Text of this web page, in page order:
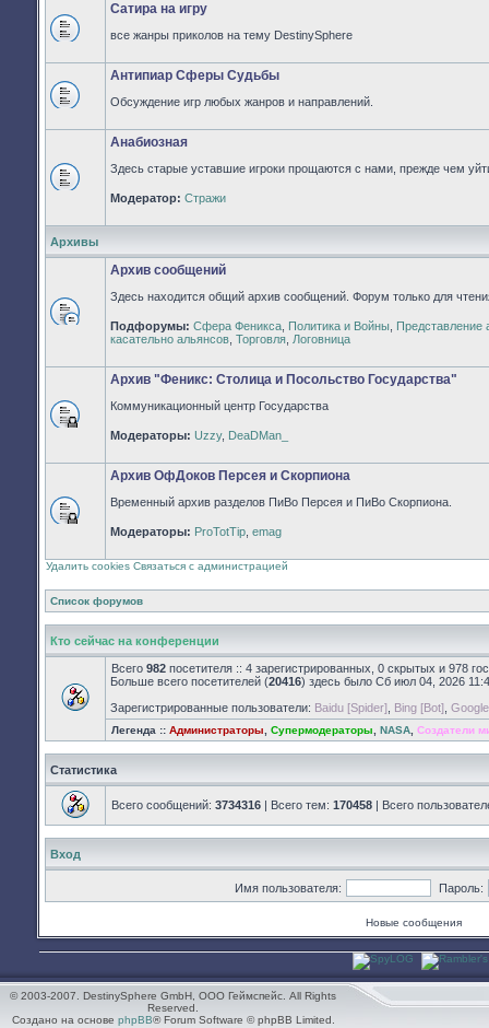
сообщений
Сатира на игру
все жанры приколов на тему DestinySphere
сообщений
Антипиар Сферы Судьбы
Обсуждение игр любых жанров и направлений.
Нет
непрочитанных
Анабиозная
Здесь старые уставшие игроки прощаются с нами, прежде чем
Модератор: Стражи
Архивы
Нет
непрочитанных
Архив сообщений
Здесь находится общий архив сообщений. Форум только для
Подфорумы: Сфера Феникса Политика и Войны Представление
касательно альянсов Торговля Логовница
Форум
закрыт
Архив "Феникс: Столица и Посольство Государства"
Коммуникационный центр Государства
Модераторы: Uzzy, DeaDMan_
Форум
закрыт
Архив ОфДоков Персея и Скорпиона
Временный архив разделов ПиВо Персея и ПиВо Скорпиона.
Модераторы: ProTotTip emag
Удалить cookies Связаться с администрацией
Список форумов
Кто сейчас на конференции
Всего 982 посетителя :: 4 зарегистрированных, 0 скрытых и 978
Больше всего посетителей (20416) здесь было Сб июл 04, 2026
Зарегистрированные пользователи: Baidu [Spider] Bing [Bot]
Легенда :: Администраторы Супермодераторы NASA Создатели
Статистика
Всего сообщений: 3734316 | Всего тем: 170458 | Всего
Вход
Имя пользователя: Пароль:
Новые сообщения
© 2003-2007. DestinySphere GmbH, ООО Геймспейс. All Rights
Reserved.
Создано на основе phpBB® Forum Software © phpBB Limited.